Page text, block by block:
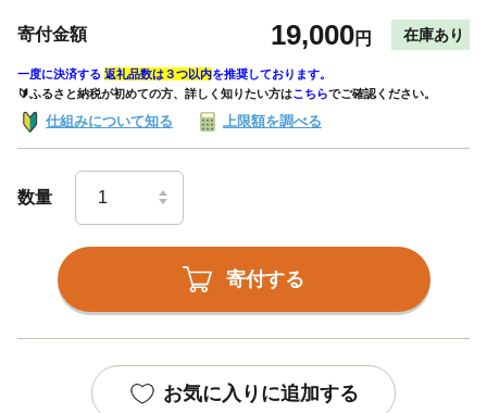
寄付金額 19,000円 在庫あり
一度に決済する 返礼品数は３つ以内を推奨しております。
🔰ふるさと納税が初めての方、詳しく知りたい方はこちらでご確認ください。
仕組みについて知る 上限額を調べる
数量
寄付する
お気に入りに追加する